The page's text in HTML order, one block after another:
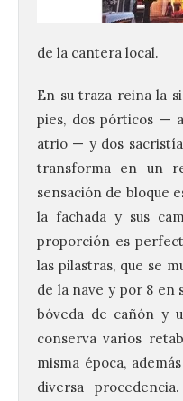
de la cantera local.
En su traza reina la
pies, dos pórticos —
atrio — y dos
transforma en un
sensación de bloque
la fachada y sus
proporción es
las pilastras, que se
de la nave y por 8 en
bóveda de cañón y
conserva varios
misma época,
diversa